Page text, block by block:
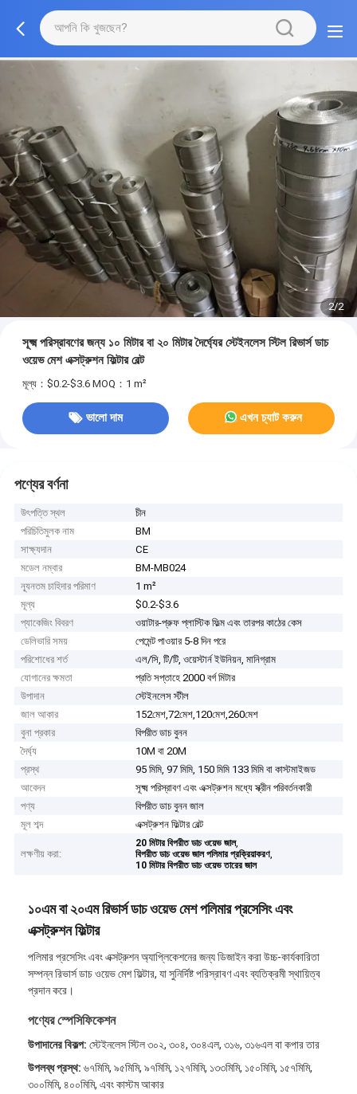
2/2
সূক্ষ্ম পরিস্রাবণের জন্য ১০ মিটার বা ২০ মিটার দৈর্ঘ্যের স্টেইনলেস স্টিল রিভার্স ডাচ
ওয়েভ মেশ এক্সট্রুশন ফিল্টার বেল্ট
মূল্য：$0.2-$3.6 MOQ：1 m²
ভালো দাম এখন চ্যাট করুন
পণ্যের বর্ণনা
উৎপত্তি স্থল
চীন
পরিচিতিমুলক নাম
BM
সাক্ষ্যদান
CE
মডেল নম্বার
BM-MB024
ন্যূনতম চাহিদার পরিমাণ
1 m²
মূল্য
$0.2-$3.6
প্যাকেজিং বিবরণ
ওয়াটার-প্রুফ প্লাস্টিক ফিল্ম এবং তারপর কাঠের কেস
ডেলিভারি সময়
পেমেন্ট পাওয়ার 5-8 দিন পরে
পরিশোধের শর্ত
এল/সি, টি/টি, ওয়েস্টার্ন ইউনিয়ন, মানিগ্রাম
যোগানের ক্ষমতা
প্রতি সপ্তাহে 2000 বর্গ মিটার
উপাদান
স্টেইনলেস স্টীল
জাল আকার
152মেশ,72মেশ,120মেশ,260মেশ
বুনা প্রকার
বিপরীত ডাচ বুনন
দৈর্ঘ্য
10M বা 20M
প্রস্থ
95 মিমি, 97 মিমি, 150 মিমি 133 মিমি বা কাস্টমাইজড
আবেদন
সূক্ষ্ম পরিস্রাবণ এবং এক্সট্রুশন মধ্যে স্ক্রীন পরিবর্তনকারী
পণ্য
বিপরীত ডাচ বুনন জাল
মূল শব্দ
এক্সট্রুশন ফিল্টার বেল্ট
লক্ষণীয় করা:
20 মিটার বিপরীত ডাচ ওয়েভ জাল,
বিপরীত ডাচ ওয়েভ জাল পলিমার প্রক্রিয়াকরণ,
10 মিটার বিপরীত ডাচ ওয়েভ তারের জাল
১০এম বা ২০এম রিভার্স ডাচ ওয়েভ মেশ পলিমার প্রসেসিং এবং
এক্সট্রুশন ফিল্টার
পলিমার প্রসেসিং এবং এক্সট্রুশন অ্যাপ্লিকেশনের জন্য ডিজাইন করা উচ্চ-কার্যকারিতা
সম্পন্ন রিভার্স ডাচ ওয়েভ মেশ ফিল্টার, যা সুনির্দিষ্ট পরিস্রাবণ এবং ব্যতিক্রমী স্থায়িত্ব
প্রদান করে।
পণ্যের স্পেসিফিকেশন
উপাদানের বিকল্প: স্টেইনলেস স্টিল ৩০২, ৩০৪, ৩০৪এল, ৩১৬, ৩১৬এল বা কপার তার
উপলব্ধ প্রস্থ: ৬৭মিমি, ৯৫মিমি, ৯৭মিমি, ১২৭মিমি, ১৩৩মিমি, ১৫০মিমি, ১৫৭মিমি,
৩০০মিমি, ৪০০মিমি, এবং কাস্টম আকার